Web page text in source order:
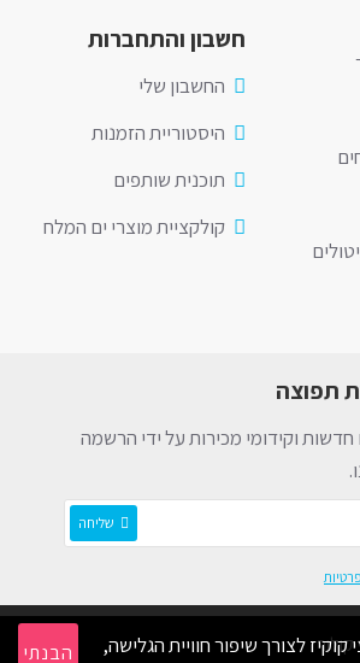
חשבון והתחברות
החשבון שלי
היסטוריית הזמנות
תוכנית שותפים
קולקציית מוצרי ים המלח
תפוצה
וקידומי מכירות על ידי הרשמה
שליחה
הבנתי לצורך שיפור חוויית הגלישה,